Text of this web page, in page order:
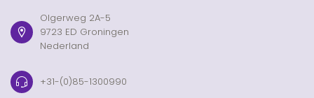
Olgerweg 2A-5
9723 ED Groningen
Nederland
+31-(0)85-1300990